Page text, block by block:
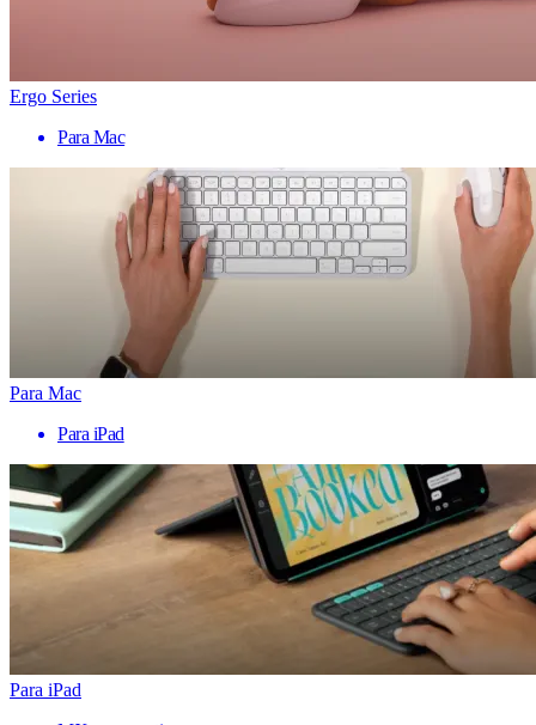
Ergo Series
Para Mac
Para Mac
Para iPad
Para iPad